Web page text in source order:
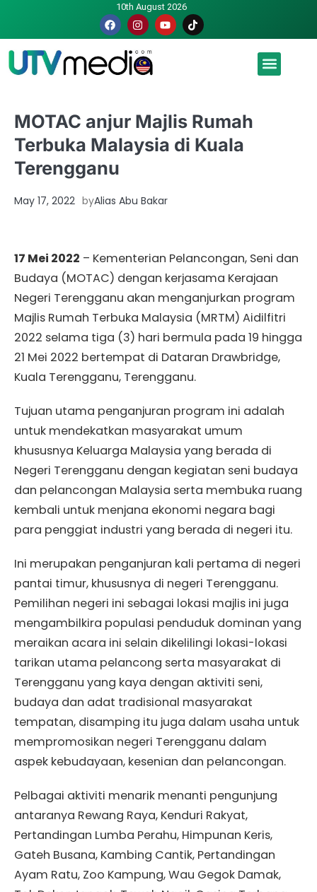
10th August 2026
MOTAC anjur Majlis Rumah
Terbuka Malaysia di Kuala
Terengganu
May 17, 2022 byAlias Abu Bakar
17 Mei 2022 – Kementerian Pelancongan, Seni dan
Budaya (MOTAC) dengan kerjasama Kerajaan
Negeri Terengganu akan menganjurkan program
Majlis Rumah Terbuka Malaysia (MRTM) Aidilfitri
2022 selama tiga (3) hari bermula pada 19 hingga
21 Mei 2022 bertempat di Dataran Drawbridge,
Kuala Terengganu, Terengganu.
Tujuan utama penganjuran program ini adalah
untuk mendekatkan masyarakat umum
khususnya Keluarga Malaysia yang berada di
Negeri Terengganu dengan kegiatan seni budaya
dan pelancongan Malaysia serta membuka ruang
kembali untuk menjana ekonomi negara bagi
para penggiat industri yang berada di negeri itu.
Ini merupakan penganjuran kali pertama di negeri
pantai timur, khususnya di negeri Terengganu.
Pemilihan negeri ini sebagai lokasi majlis ini juga
mengambilkira populasi penduduk dominan yang
meraikan acara ini selain dikelilingi lokasi-lokasi
tarikan utama pelancong serta masyarakat di
Terengganu yang kaya dengan aktiviti seni,
budaya dan adat tradisional masyarakat
tempatan, disamping itu juga dalam usaha untuk
mempromosikan negeri Terengganu dalam
aspek kebudayaan, kesenian dan pelancongan.
Pelbagai aktiviti menarik menanti pengunjung
antaranya Rewang Raya, Kenduri Rakyat,
Pertandingan Lumba Perahu, Himpunan Keris,
Gateh Busana, Kambing Cantik, Pertandingan
Ayam Ratu, Zoo Kampung, Wau Gegok Damak,